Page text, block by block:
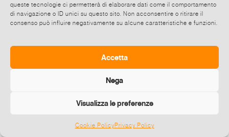
queste tecnologie ci permetterà di elaborare dati come il comportamento
di navigazione o ID unici su questo sito. Non acconsentire o ritirare il
consenso può influire negativamente su alcune caratteristiche e funzioni.
Accetta
Nega
Visualizza le preferenze
Cookie PolicyPrivacy Policy
©2026 E-zine